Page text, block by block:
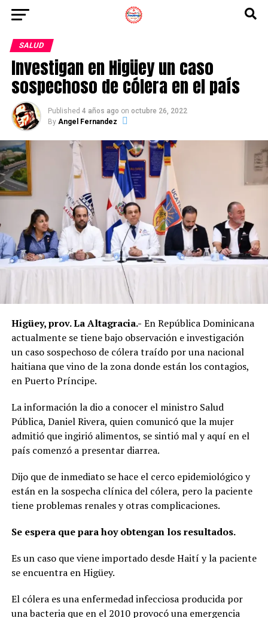
SALUD
Investigan en Higüey un caso
sospechoso de cólera en el país
Published 4 años ago on octubre 26, 2022
By Angel Fernandez
Higüey, prov. La Altagracia.- En República Dominicana
actualmente se tiene bajo observación e investigación
un caso sospechoso de cólera traído por una nacional
haitiana que vino de la zona donde están los contagios,
en Puerto Príncipe.
La información la dio a conocer el ministro Salud
Pública, Daniel Rivera, quien comunicó que la mujer
admitió que ingirió alimentos, se sintió mal y aquí en el
país comenzó a presentar diarrea.
Dijo que de inmediato se hace el cerco epidemiológico y
están en la sospecha clínica del cólera, pero la paciente
tiene problemas renales y otras complicaciones.
Se espera que para hoy obtengan los resultados.
Es un caso que viene importado desde Haití y la paciente
se encuentra en Higüey.
El cólera es una enfermedad infecciosa producida por
una bacteria que en el 2010 provocó una emergencia